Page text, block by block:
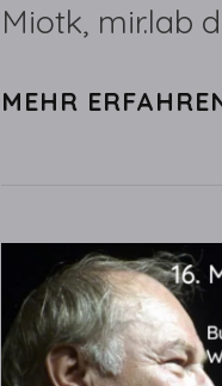
Miotk, mir.lab
MEHR